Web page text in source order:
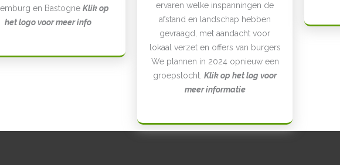
en Bastogne Klik op
het logo voor meer info
ervaren welke inspanningen de
afstand en landschap hebben
gevraagd, met aandacht voor
lokaal verzet en offers van burgers
We plannen in 2024 opnieuw een
groepstocht. Klik op het log voor
meer informatie